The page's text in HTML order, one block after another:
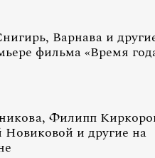
Варнава и
фильма «Время
Филипп
и другие на